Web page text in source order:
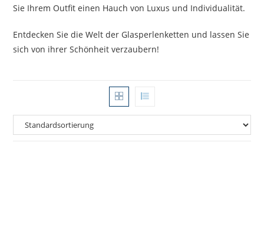
Sie Ihrem Outfit einen Hauch von Luxus und Individualität.
Entdecken Sie die Welt der Glasperlenketten und lassen Sie
sich von ihrer Schönheit verzaubern!